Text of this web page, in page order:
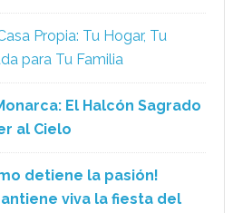
Propia: Tu Hogar, Tu
para Tu Familia
El Halcón Sagrado
al Cielo
detiene la pasión!
viva la fiesta del